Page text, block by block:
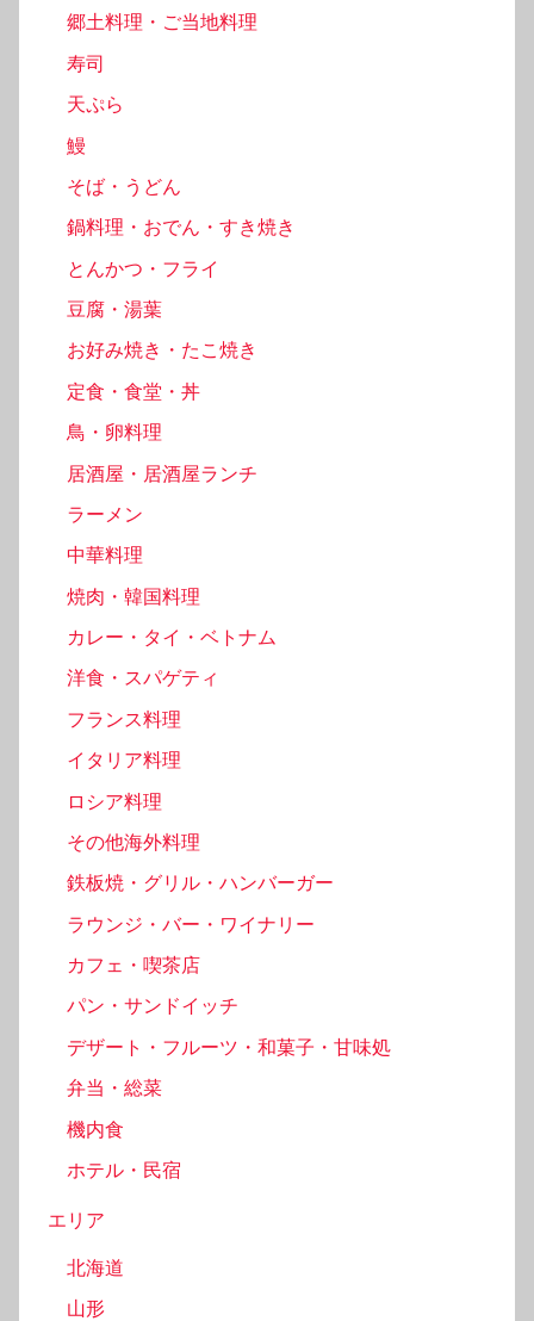
郷土料理・ご当地料理
寿司
天ぷら
鰻
そば・うどん
鍋料理・おでん・すき焼き
とんかつ・フライ
豆腐・湯葉
お好み焼き・たこ焼き
定食・食堂・丼
鳥・卵料理
居酒屋・居酒屋ランチ
ラーメン
中華料理
焼肉・韓国料理
カレー・タイ・ベトナム
洋食・スパゲティ
フランス料理
イタリア料理
ロシア料理
その他海外料理
鉄板焼・グリル・ハンバーガー
ラウンジ・バー・ワイナリー
カフェ・喫茶店
パン・サンドイッチ
デザート・フルーツ・和菓子・甘味処
弁当・総菜
機内食
ホテル・民宿
エリア
北海道
山形